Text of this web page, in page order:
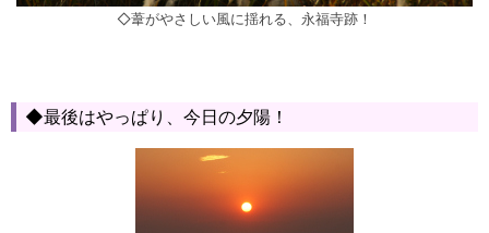
◇葦がやさしい風に揺れる、永福寺跡！
◆最後はやっぱり、今日の夕陽！